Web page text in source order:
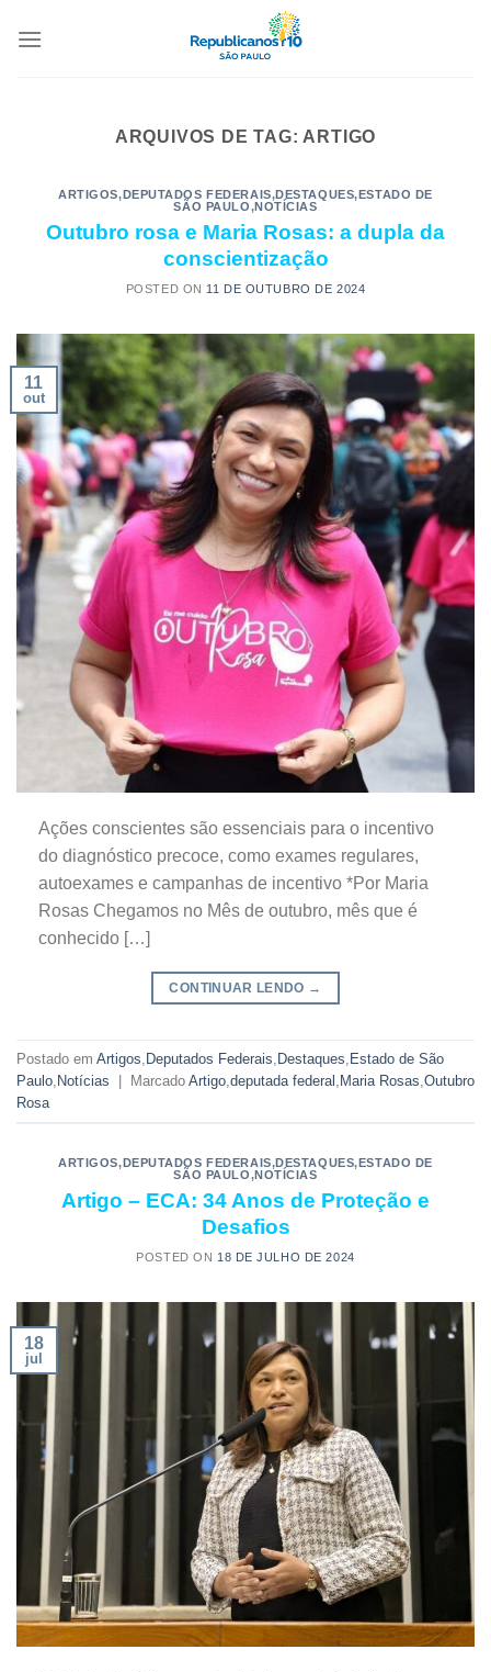
ARQUIVOS DE TAG: ARTIGO
ARTIGOS,DEPUTADOS FEDERAIS,DESTAQUES,ESTADO DE
SÃO PAULO,NOTÍCIAS
Outubro rosa e Maria Rosas: a dupla da
conscientização
POSTED ON 11 DE OUTUBRO DE 2024
11
out
Ações conscientes são essenciais para o incentivo
do diagnóstico precoce, como exames regulares,
autoexames e campanhas de incentivo *Por Maria
Rosas Chegamos no Mês de outubro, mês que é
conhecido […]
CONTINUAR LENDO →
Postado em Artigos Deputados Federais Destaques Estado de São
Paulo Notícias | Marcado Artigo deputada federal Maria Rosas Outubro
Rosa
ARTIGOS, DEPUTADOS FEDERAIS,DESTAQUES, ESTADO DE
SÃO PAULO,NOTÍCIAS
Artigo – ECA: 34 Anos de Proteção e
Desafios
POSTED ON 18 DE JULHO DE 2024
18
jul